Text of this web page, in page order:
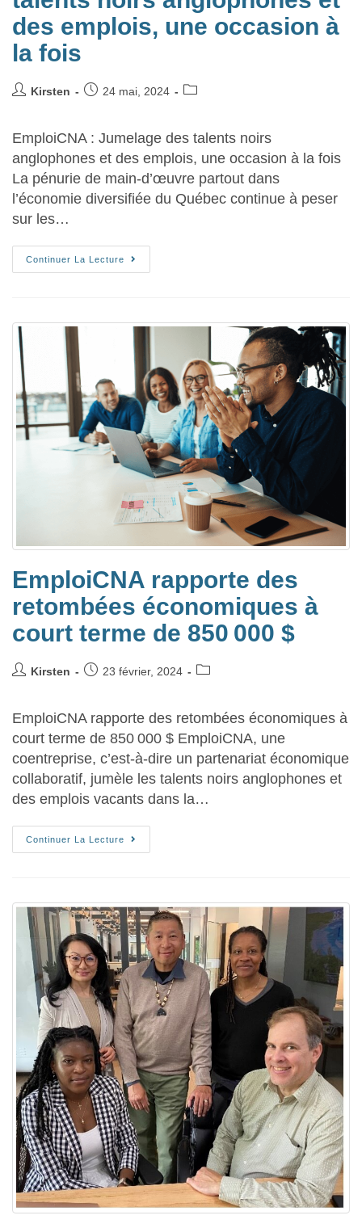
des emplois, une occasion à
la fois
Kirsten 24 mai, 2024
EmploiCNA : Jumelage des talents noirs
anglophones et des emplois, une occasion à la fois
La pénurie de main-d’œuvre partout dans
l’économie diversifiée du Québec continue à peser
sur les…
Continuer La Lecture
EmploiCNA rapporte des
retombées économiques à
court terme de 850 000 $
Kirsten 23 février, 2024
EmploiCNA rapporte des retombées économiques à
court terme de 850 000 $ EmploiCNA, une
coentreprise, c’est-à-dire un partenariat économique
collaboratif, jumèle les talents noirs anglophones et
des emplois vacants dans la…
Continuer La Lecture